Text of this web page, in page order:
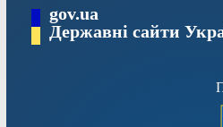
Перейтиgov.ua
Державні сайти